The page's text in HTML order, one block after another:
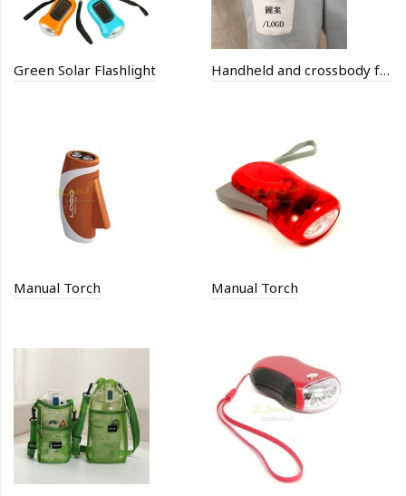
Green Solar Flashlight Handheld and crossbody fabric cup sleeve
Manual Torch Manual Torch